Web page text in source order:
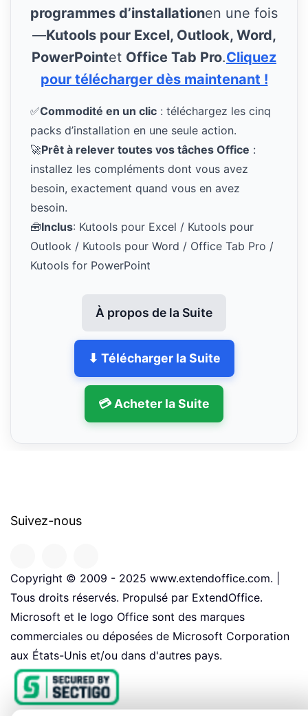
programmes d’installationen une fois
—Kutools pour Excel, Outlook, Word,
PowerPointet Office Tab Pro.Cliquez
pour télécharger dès maintenant !
✅Commodité en un clic : téléchargez les cinq
packs d’installation en une seule action.
🚀Prêt à relever toutes vos tâches Office :
installez les compléments dont vous avez
besoin, exactement quand vous en avez
besoin.
🧰Inclus: Kutools pour Excel / Kutools pour
Outlook / Kutools pour Word / Office Tab Pro /
Kutools for PowerPoint
À propos de la Suite
⬇ Télécharger la Suite
💳 Acheter la Suite
Suivez-nous
Copyright © 2009 - 2025 www.extendoffice.com. |
Tous droits réservés. Propulsé par ExtendOffice.
Microsoft et le logo Office sont des marques
commerciales ou déposées de Microsoft Corporation
aux États-Unis et/ou dans d'autres pays.